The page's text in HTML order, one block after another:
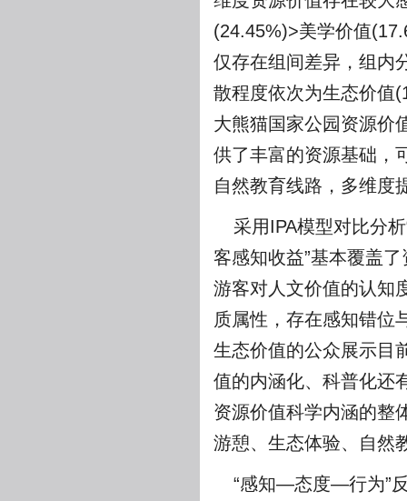
(24.45%)>美学价值
仅存在组间差异，组内
散程度依次为生态价值
大熊猫国家公园资源价
供了丰富的资源基础，
自然教育线路，多维度
采用IPA模型对比分
客感知收益”基本覆盖
游客对人文价值的认知
质属性，存在感知错位
生态价值的公众展示目
值的内涵化、科普化还
资源价值科学内涵的整
游憩、生态体验、自然
“感知—态度—行为”